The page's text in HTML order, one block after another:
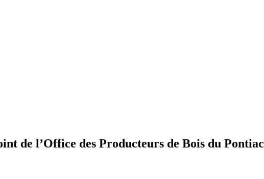
de l’Office des Producteurs de Bois du Pontiac